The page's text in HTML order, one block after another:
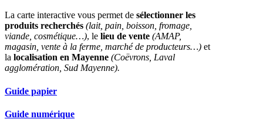
La carte interactive vous permet de sélectionner les
produits recherchés (lait, pain, boisson, fromage,
viande, cosmétique…), le lieu de vente (AMAP,
magasin, vente à la ferme, marché de producteurs…) et
la localisation en Mayenne (Coëvrons, Laval
agglomération, Sud Mayenne).
Guide papier
Guide numérique